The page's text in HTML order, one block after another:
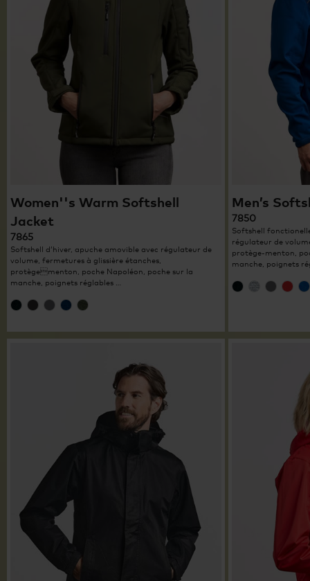
Women''s Warm Softshell
Jacket
7865
Softshell d’hiver, apuche amovible avec régulateur de
volume, fermetures à glissière étanches,
protègementon, poche Napoléon, poche sur la
manche, poignets réglables …
Men’s
7850
Softshell
régulateur de
protège-menton,
manche, poignets